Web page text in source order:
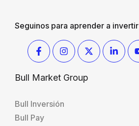
Seguinos para aprender a invertir
Bull Market Group
Bull Inversión
Bull Pay